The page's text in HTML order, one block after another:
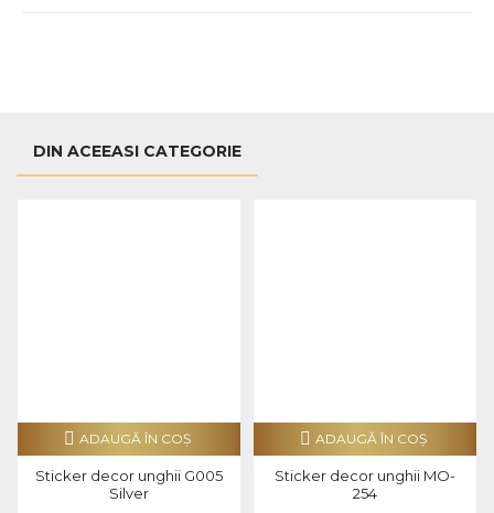
DIN ACEEASI CATEGORIE
Sticker decor unghii G005
Silver
ADAUGĂ ÎN COŞ
Sticker decor unghii MO-
254
ADAUGĂ ÎN COŞ